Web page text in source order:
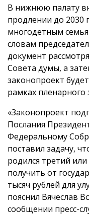
В нижнюю палату
продлении до
многодетным
словам
документ
Совета думы, а
законопроект
рамках пленарного
«Законопроект
Послания
Федеральному
поставил задачу,
родился третий
получить от
тысяч рублей для
пояснил Вячеслав
сообщении пресс-